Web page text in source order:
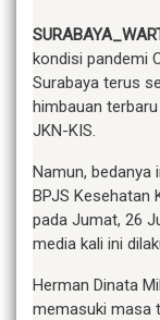
kondisi pandemi
Surabaya terus
himbauan
JKN-KIS.
Namun, bedanya
BPJS Kesehatan
pada Jumat, 26
media kali ini
Herman Dinata
memasuki masa